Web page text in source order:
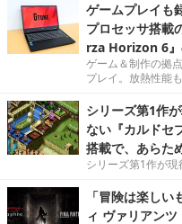
ゲームプレイも
プロセッサ搭載
rza Horizon 6』
ゲーム＆制作の拠
プレイ。放熱性能
シリーズ第1作
ない『カルドセ
搭載で、あらた
シリーズ第1作が現
「冒険は楽し
ィ ヴァリアン